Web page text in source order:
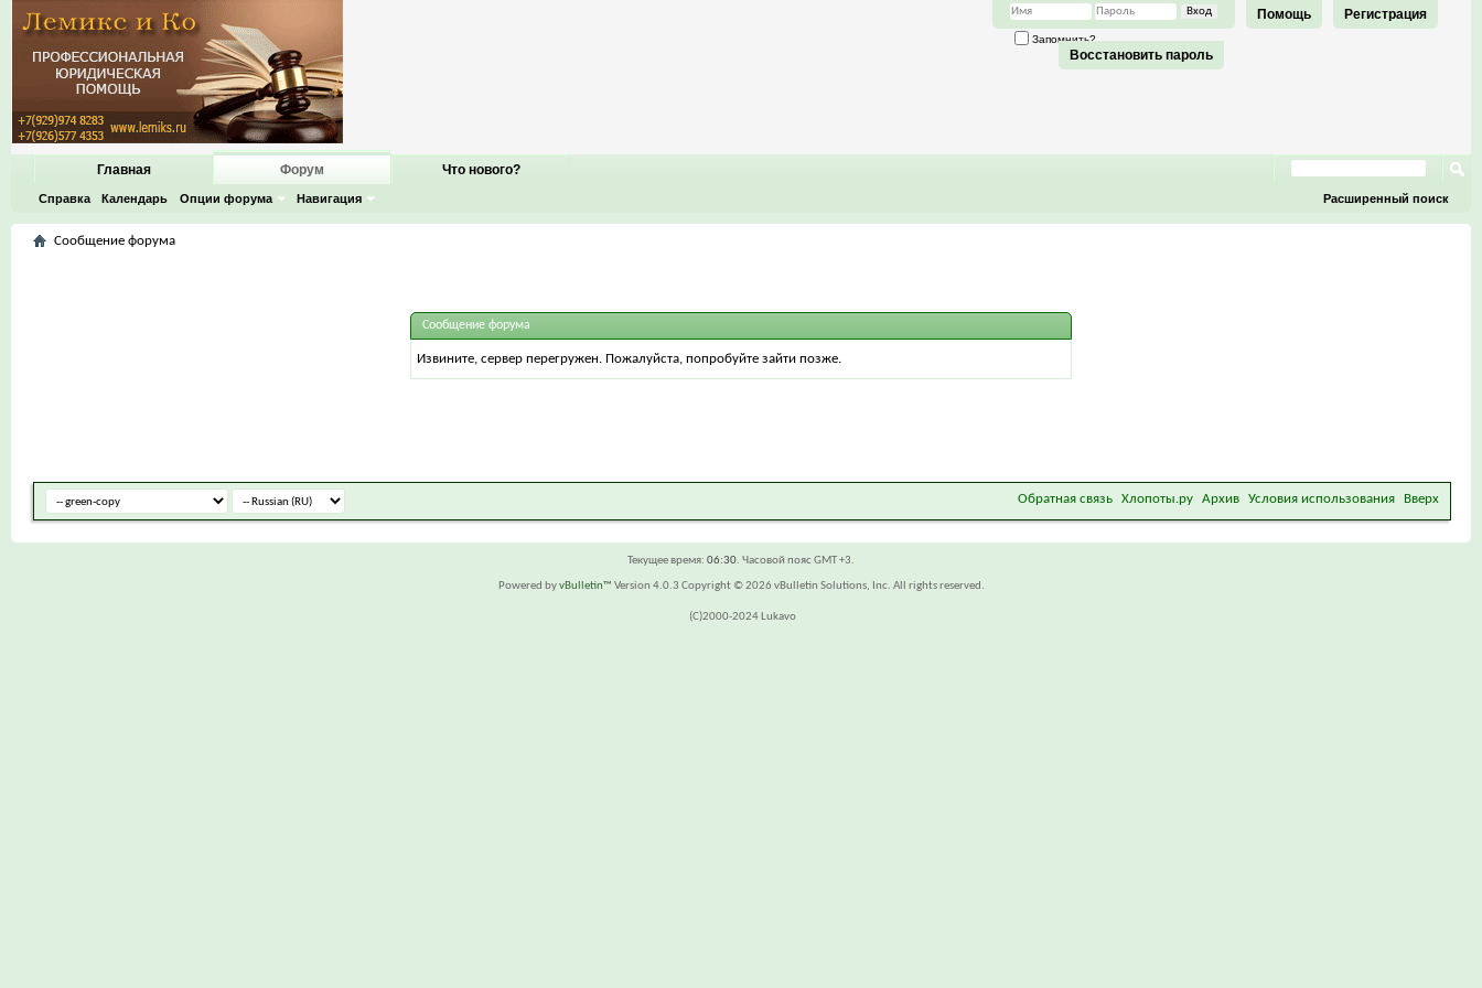
Регистрация
Помощь
Запомнить?
Восстановить пароль
Главная Форум
Справка Календарь Опции форума Навигация
Что нового?
Расширенный поиск
Сообщение форума
Сообщение форума
Извините, сервер перегружен. Пожалуйста, попробуйте зайти позже.
Обратная связь Хлопоты.ру Архив Условия использования Вверх
Текущее время: 06:30. Часовой пояс GMT +3.
Powered byvBulletin™ Version 4.0.3 Copyright © 2026 vBulletin Solutions, Inc. All rights reserved.
(C)2000-2024 Lukavo